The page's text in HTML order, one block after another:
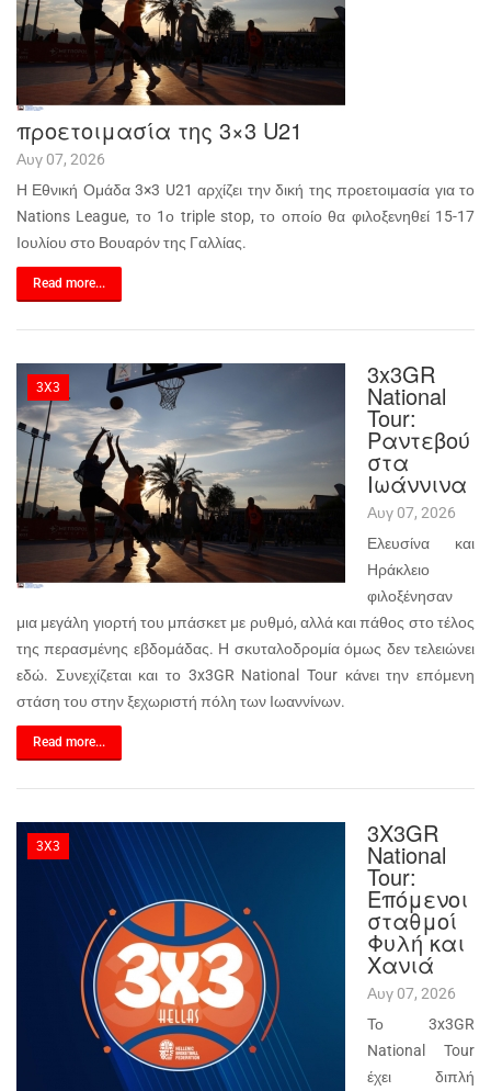
προετοιμασία της 3×3 U21
Αυγ 07, 2026
Η Εθνική Ομάδα 3×3 U21 αρχίζει την δική της προετοιμασία για το
Nations League, το 1ο triple stop, το οποίο θα φιλοξενηθεί 15-17
Ιουλίου στο Βουαρόν της Γαλλίας.
Read more...
3X3 3x3GR
National
Tour:
Ραντεβού
στα
Ιωάννινα
Αυγ 07, 2026
Ελευσίνα και
Ηράκλειο
φιλοξένησαν
μια μεγάλη γιορτή του μπάσκετ με ρυθμό, αλλά και πάθος στο τέλος
της περασμένης εβδομάδας. Η σκυταλοδρομία όμως δεν τελειώνει
εδώ. Συνεχίζεται και το 3x3GR National Tour κάνει την επόμενη
στάση του στην ξεχωριστή πόλη των Ιωαννίνων.
Read more...
3X3 3X3GR
National
Tour:
Επόμενοι
σταθμοί
Φυλή και
Χανιά
Αυγ 07, 2026
Το 3x3GR
National Tour
έχει διπλή